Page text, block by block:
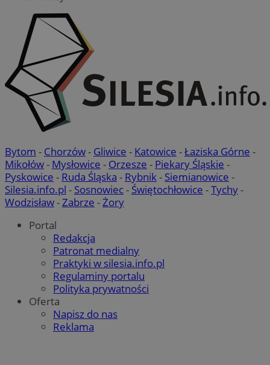
Bytom - Chorzów- Gliwice - Katowice -Łaziska Górne -
Mikołów- Mysłowice - Orzesze - Piekary Śląskie -
Pyskowice - Ruda Śląska - Rybnik - Siemianowice -
Silesia.info.pl - Sosnowiec- Świętochłowice -Tychy-
Wodzisław- Zabrze - Żory
Portal
Redakcja
Patronat medialny
Praktyki w silesia.info.pl
Regulaminy portalu
Polityka prywatności
Oferta
Napisz do nas
Reklama
QeSessID
MvSessID
VISITOR_PRIVACY_METADATA
YouTube
5 miesięcy 4